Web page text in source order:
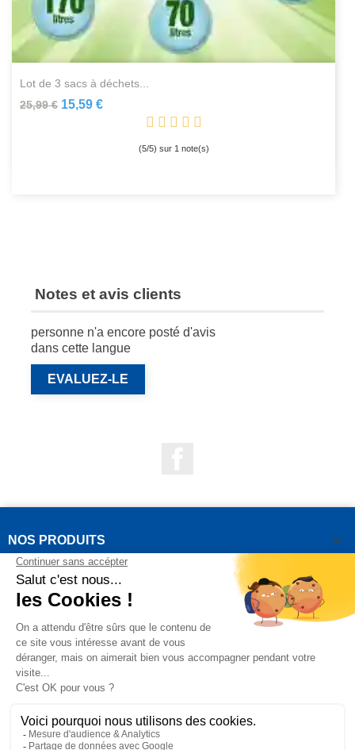
lot de 3 sacs à déchets...
25,99 € 15,59 €
(5/5) sur 1note(s)
Notes et avis clients
personne n'a encore posté d'avis
dans cette langue
EVALUEZ-LE
NOS PRODUITS 
NOTRE SOCIÉTÉ

INFORMATIONS DE LA BOUTIQUE
QUESTIONS FRÉQUEMMENT POSÉES
Copyright OUTIROR © 2021